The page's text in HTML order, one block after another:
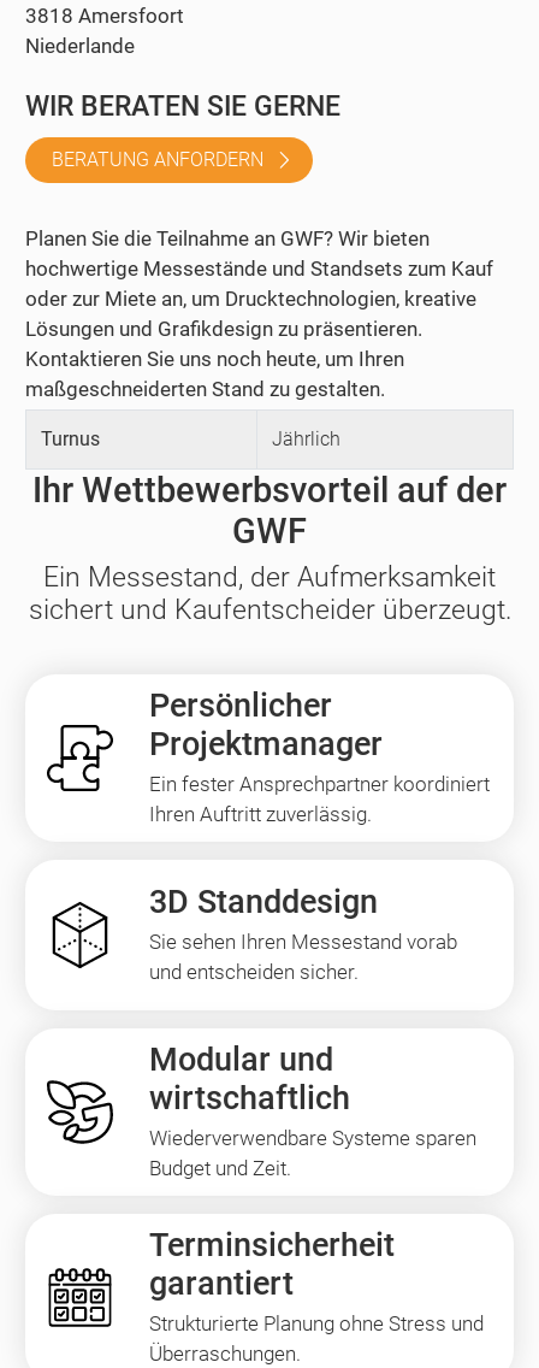
3818 Amersfoort
Niederlande
WIR BERATEN SIE GERNE
BERATUNG ANFORDERN
Planen Sie die Teilnahme an GWF? Wir bieten
hochwertige Messestände und Standsets zum Kauf
oder zur Miete an, um Drucktechnologien, kreative
Lösungen und Grafikdesign zu präsentieren.
Kontaktieren Sie uns noch heute, um Ihren
maßgeschneiderten Stand zu gestalten.
Turnus Jährlich
Ihr Wettbewerbsvorteil auf der
GWF
Ein Messestand, der Aufmerksamkeit
sichert und Kaufentscheider überzeugt.
Persönlicher
Projektmanager
Ein fester Ansprechpartner koordiniert
Ihren Auftritt zuverlässig.
3D Standdesign
Sie sehen Ihren Messestand vorab
und entscheiden sicher.
Modular und
wirtschaftlich
Wiederverwendbare Systeme sparen
Budget und Zeit.
Terminsicherheit
garantiert
Strukturierte Planung ohne Stress und
Überraschungen.